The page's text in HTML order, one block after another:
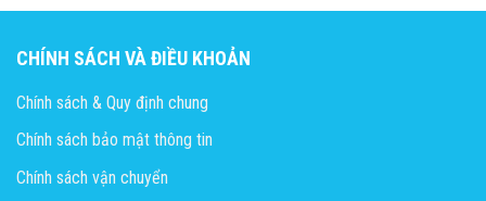
CHÍNH SÁCH VÀ ĐIỀU KHOẢN
Chính sách & Quy định chung
Chính sách bảo mật thông tin
Chính sách vận chuyển